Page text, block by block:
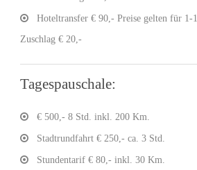
Hoteltransfer € 90,- Preise gelten für 1-
Zuschlag € 20,-
Tagespauschale:
€ 500,- 8 Std. inkl. 200 Km.
Stadtrundfahrt € 250,- ca. 3 Std.
Stundentarif € 80,- inkl. 30 Km.